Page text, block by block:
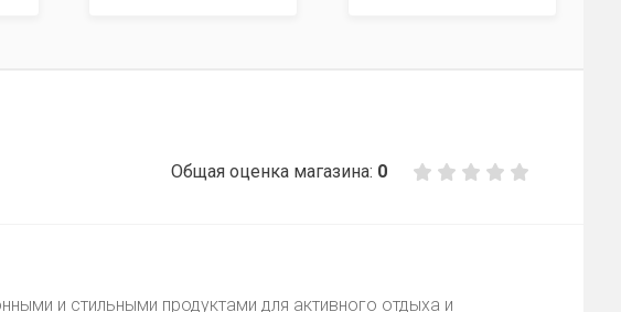
Общая оценка магазина: 0
и стильными продуктами для активного отдыха и